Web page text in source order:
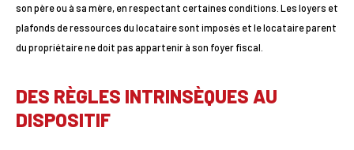
son père ou à sa mère, en respectant certaines conditions. Les loyers et
plafonds de ressources du locataire sont imposés et le locataire parent
du propriétaire ne doit pas appartenir à son foyer fiscal.
DES RÈGLES INTRINSÈQUES AU
DISPOSITIF